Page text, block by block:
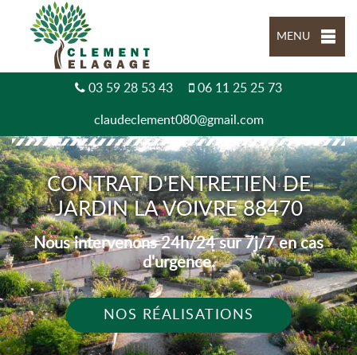
MENU
03 59 28 53 43 06 11 25 25 73
claudeclement080@gmail.com
CONTRAT D'ENTRETIEN DE
JARDIN LA VOIVRE 88470
Nous intervenons 24h/24 sur 7j/7 en cas
d'urgence.
NOS RÉALISATIONS